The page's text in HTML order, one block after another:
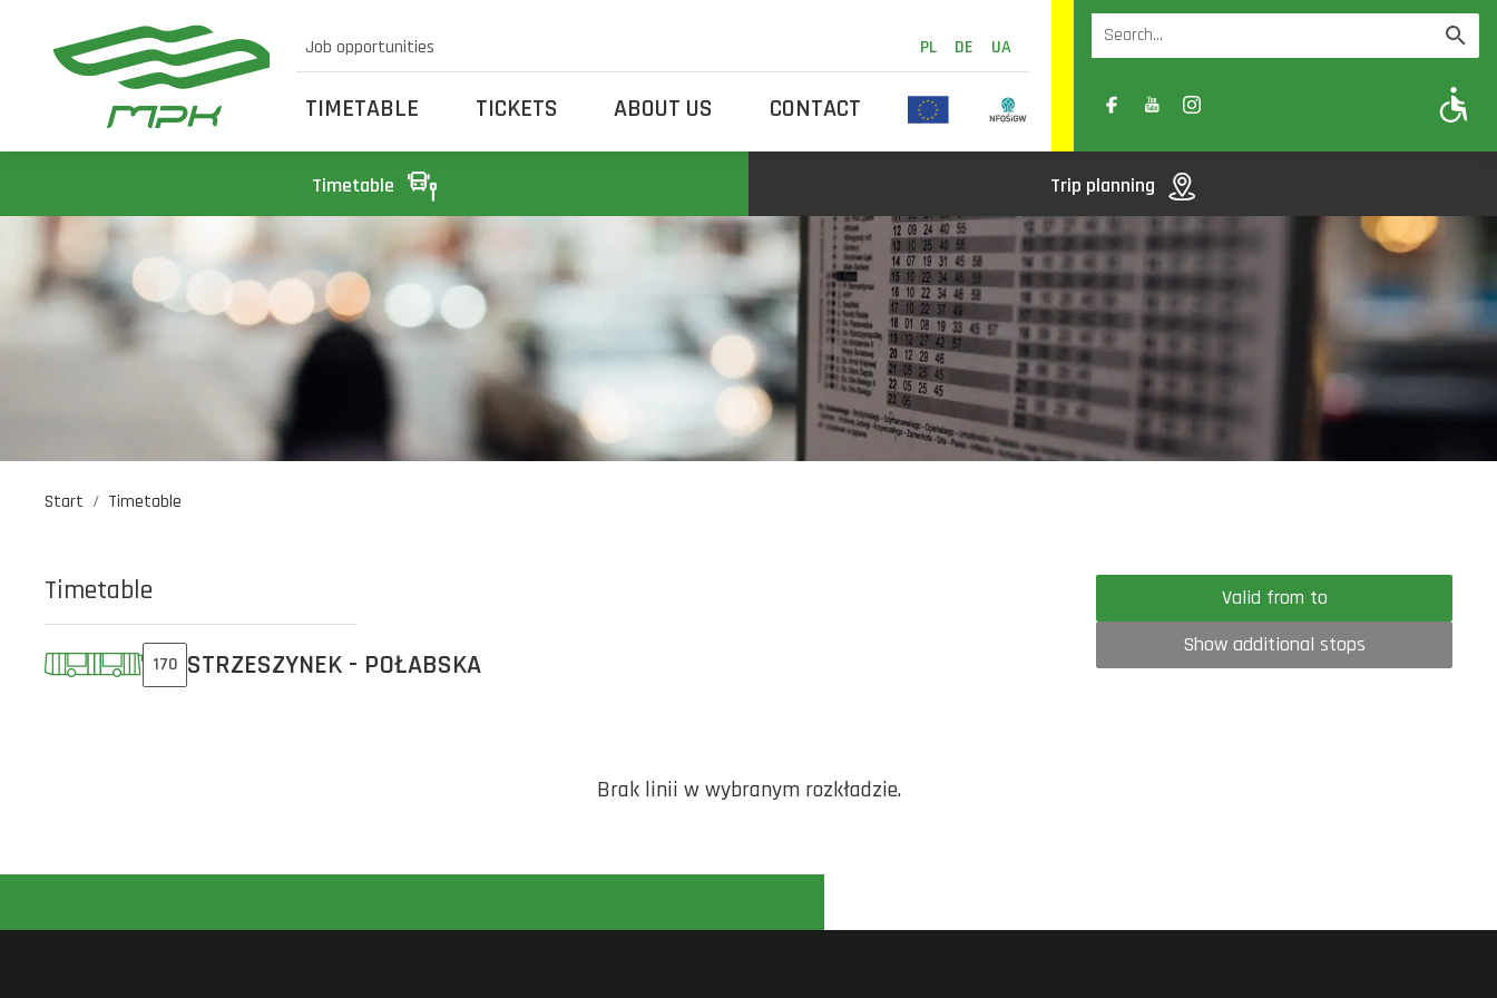
Job opportunities PL DE UA
TIMETABLE TICKETS ABOUT US CONTACT A- A A+
Timetable Trip planning
Start Timetable
Timetable
170 STRZESZYNEK - POŁABSKA
Valid from to
Show additional stops
Brak linii w wybranym rozkładzie.